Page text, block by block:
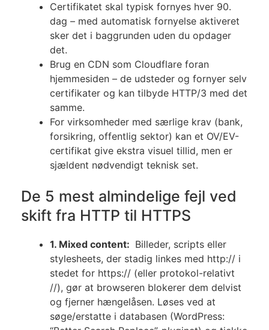
Certifikatet skal typisk fornyes hver 90.
dag – med automatisk fornyelse aktiveret
sker det i baggrunden uden du opdager
det.
Brug en CDN som Cloudflare foran
hjemmesiden – de udsteder og fornyer selv
certifikater og kan tilbyde HTTP/3 med det
samme.
For virksomheder med særlige krav (bank,
forsikring, offentlig sektor) kan et OV/EV-
certifikat give ekstra visuel tillid, men er
sjældent nødvendigt teknisk set.
De 5 mest almindelige fejl ved
skift fra HTTP til HTTPS
1. Mixed content: Billeder, scripts eller
stylesheets, der stadig linkes med http:// i
stedet for https:// (eller protokol-relativt
//), gør at browseren blokerer dem delvist
og fjerner hængelåsen. Løses ved at
søge/erstatte i databasen (WordPress: